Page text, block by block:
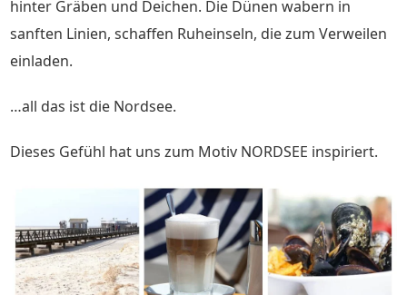
hinter Gräben und Deichen. Die Dünen wabern in
sanften Linien, schaffen Ruheinseln, die zum Verweilen
einladen.
…all das ist die Nordsee.
Dieses Gefühl hat uns zum Motiv NORDSEE inspiriert.